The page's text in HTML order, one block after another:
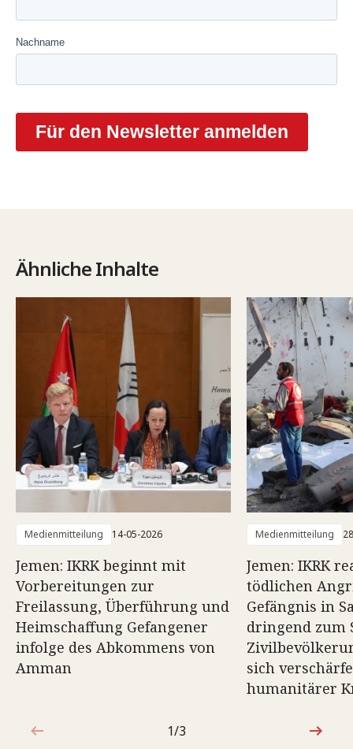
Ähnliche Inhalte
Medienmitteilung 14-05-2026
Jemen: IKRK beginnt mit
Vorbereitungen zur
Freilassung, Überführung und
Heimschaffung Gefangener
infolge des Abkommens von
Amman
Medienmitteilung
Jemen: IKRK
tödlichen
Gefängnis in
dringend zum
sich
humanitärer
1von3
1/3